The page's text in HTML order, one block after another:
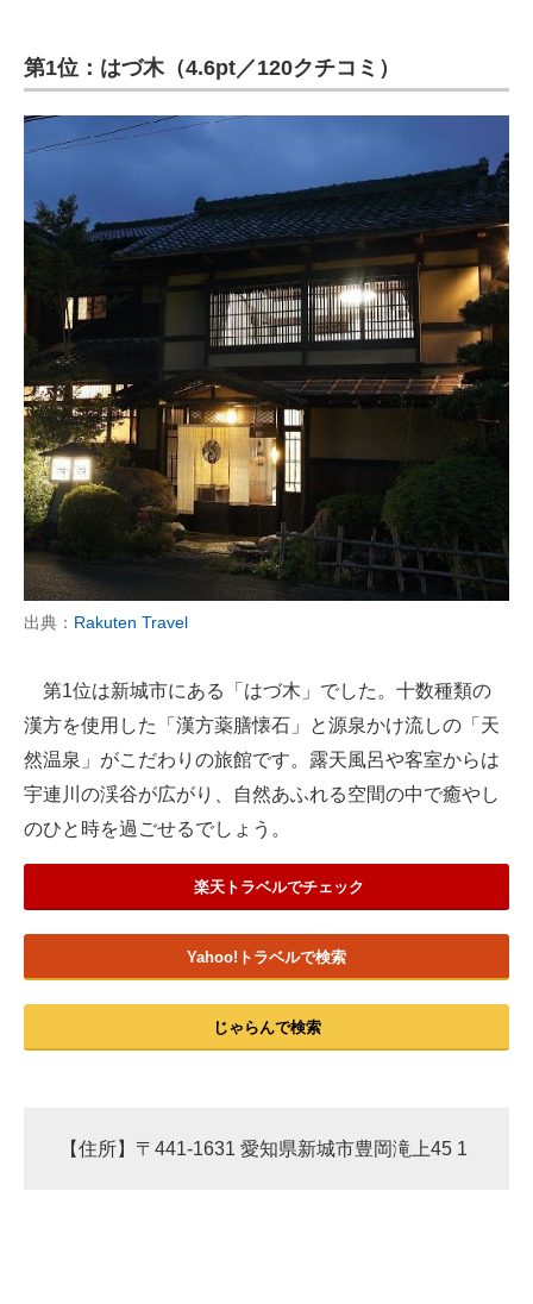
第1位：はづ木（4.6pt／120クチコミ）
出典： Rakuten Travel
第1位は新城市にある「はづ木」でした。十数種類の
漢方を使用した「漢方薬膳懐石」と源泉かけ流しの「天
然温泉」がこだわりの旅館です。露天風呂や客室からは
宇連川の渓谷が広がり、自然あふれる空間の中で癒やし
のひと時を過ごせるでしょう。
楽天トラベルでチェック
Yahoo!トラベルで検索
じゃらんで検索
【住所】〒441-1631 愛知県新城市豊岡滝上45 1